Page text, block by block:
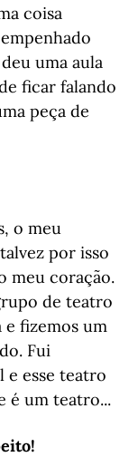
coisa
uma aula
ficar falando
peça de
o meu
por isso
meu coração.
de teatro
e fizemos um
Fui
esse teatro
é um teatro...